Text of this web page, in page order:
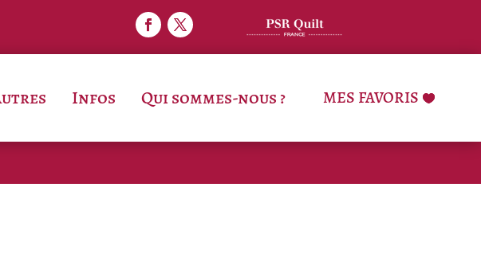
Infos Qui sommes-nous ? MES FAVORIS